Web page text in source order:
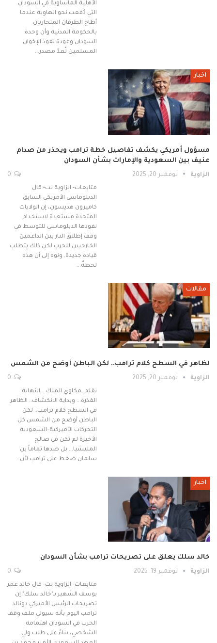
الأهلية المأساوية في السودان
التي دُفعت نحو الهاوية عندما
أطاح الطرفان المتحاربان
بالحكومة المدنية وأن وحدة
السودان وعودة نفوذ الإخوان
المسلمين تُعدّ مصدر…
اخبار
مسؤول أمريكي يكشف تفاصيل خطة ترامب ويحذر من صدام
عنيف بين السعودية والإمارات بشأن السودان
الزاوية نوفمبر 20, 2025
متابعات- الزاوية نت- قال
الدبلوماسي الأمريكي السابق
كاميرون هديسون، إن الولايات
المتحدة مستعدة لاستخدام
نفوذها الدبلوماسي للتوسط في
وقف إطلاق النار بين الداعمين
الخارجيين للحرب لكن ذلك يتطلب
قيادة جديدة. ونوه إلى أن هذه
لحظةٌ…
مقالات
لظاهر في السطح كلام ترامب.. لكن الباطن أوضح من الشمس
الزاوية نوفمبر 20, 2025
بقلم..مكاوي الملك .. النهاية
القذرة… وبداية الانكشاف.. الظاهر
في السطح كلام ترامب.. لكن
الباطن أوضح من الشمس كل
التحركات الأميركية–السعودية
الأخيرة لم تكن في صالح
المليشيا… بل ضدها تماماً بن
سلمان ضغط على ترامب لأن…
اخبار
خالد سلك يعلق على تصريحات ترامب بشأن السودان
الزاوية نوفمبر 19, 2025
متابعات- الزاوية نت- قال خالد عمر
يوسف الشهير بـ"خالد سلك" إن
تصريحات الرئيس الأميركي دونالد
ترامب اليوم بأنه سيولي ملف وقف
الحرب في السودان اهتمامه
الشخصي، بناءً على طلب ولي